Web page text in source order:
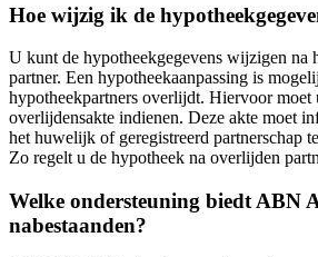
Hoe wijzig ik de
U kunt de hypotheekgegevens wijzigen na
partner. Een hypotheekaanpassing is
hypotheekpartners overlijdt. Hiervoor moet
overlijdensakte indienen. Deze akte moet
het huwelijk of geregistreerd partnerschap
Zo regelt u de hypotheek na overlijden
Welke ondersteuning biedt ABN
nabestaanden?